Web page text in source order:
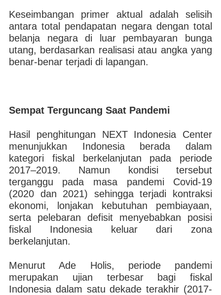
Keseimbangan primer aktual adalah selisih
antara total pendapatan negara dengan total
belanja negara di luar pembayaran bunga
utang, berdasarkan realisasi atau angka yang
benar-benar terjadi di lapangan.
Sempat Terguncang Saat Pandemi
Hasil penghitungan NEXT Indonesia Center
menunjukkan Indonesia berada dalam
kategori fiskal berkelanjutan pada periode
2017–2019. Namun kondisi tersebut
terganggu pada masa pandemi Covid-19
(2020 dan 2021) sehingga terjadi kontraksi
ekonomi, lonjakan kebutuhan pembiayaan,
serta pelebaran defisit menyebabkan posisi
fiskal Indonesia keluar dari zona
berkelanjutan.
Menurut Ade Holis, periode pandemi
merupakan ujian terbesar bagi fiskal
Indonesia dalam satu dekade terakhir (2017-